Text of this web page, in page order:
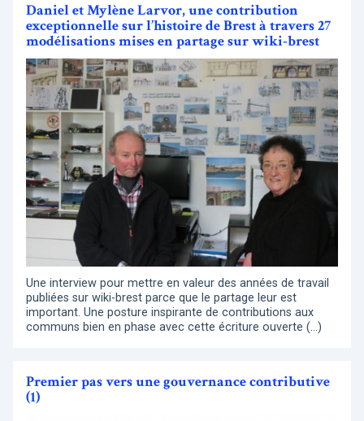
Daniel et Mylène Larvor, une contribution
exceptionnelle sur l’histoire de Brest à travers 27
modélisations mises en partage sur wiki-brest
Une interview pour mettre en valeur des années de travail
publiées sur wiki-brest parce que le partage leur est
important. Une posture inspirante de contributions aux
communs bien en phase avec cette écriture ouverte (…)
Premier pas vers une gouvernance contributive
(1)